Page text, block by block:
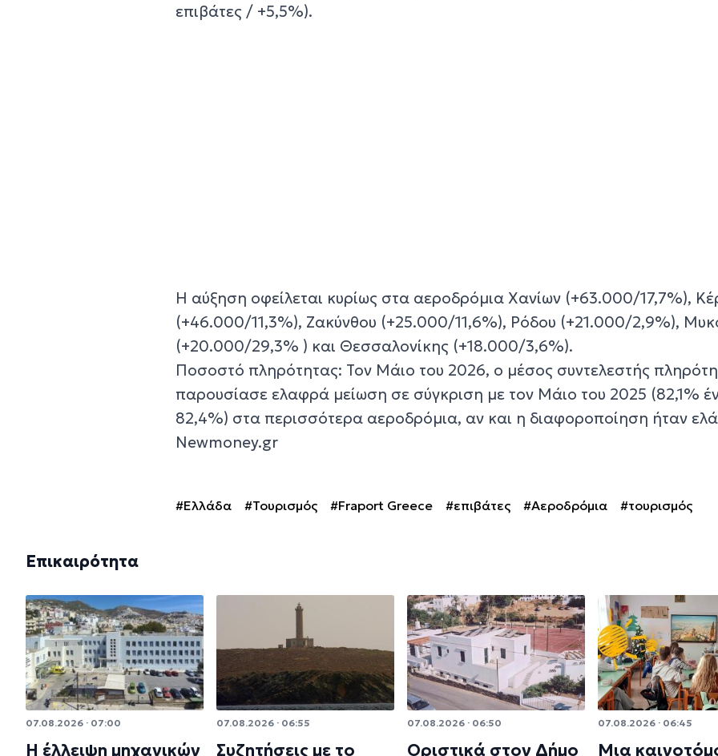
επιβάτες / +5,5%).
Η αύξηση οφείλεται κυρίως στα αεροδρόμια Χανίων (+63.000/17,7%),
(+46.000/11,3%), Ζακύνθου (+25.000/11,6%), Ρόδου (+21.000/2,9%),
(+20.000/29,3% ) και Θεσσαλονίκης (+18.000/3,6%).
Ποσοστό πληρότητας: Τον Μάιο του 2026, ο μέσος συντελεστής
παρουσίασε ελαφρά μείωση σε σύγκριση με τον Μάιο του 2025 (82,1%
82,4%) στα περισσότερα αεροδρόμια, αν και η διαφοροποίηση ήταν
Newmoney.gr
#Ελλάδα #Τουρισμός #Fraport Greece #επιβάτες #Αεροδρόμια #τουρισμός
Επικαιρότητα
07.08.2026 · 07:00
Η έλλειψη μηχανικών
07.08.2026 · 06:55
Συζητήσεις με το
07.08.2026 · 06:50
Οριστικά στον Δήμο
07.08.2026 · 06:45
Μια